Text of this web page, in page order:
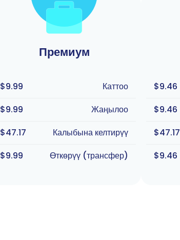
Премиум
$9.99
Каттоо
$9.99
Жаңылоо
$47.17
Калыбына келтирүү
$9.99
Өткөрүү (трансфер)
$9.46
$9.46
$47.17
$9.46